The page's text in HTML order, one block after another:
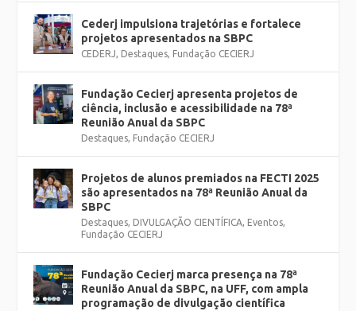
Cederj impulsiona trajetórias e fortalece
projetos apresentados na SBPC
CEDERJ, Destaques, Fundação CECIERJ
Fundação Cecierj apresenta projetos de
ciência, inclusão e acessibilidade na 78ª
Reunião Anual da SBPC
Destaques, Fundação CECIERJ
Projetos de alunos premiados na FECTI 2025
são apresentados na 78ª Reunião Anual da
SBPC
Destaques, DIVULGAÇÃO CIENTÍFICA, Eventos,
Fundação CECIERJ
Fundação Cecierj marca presença na 78ª
Reunião Anual da SBPC, na UFF, com ampla
programação de divulgação científica